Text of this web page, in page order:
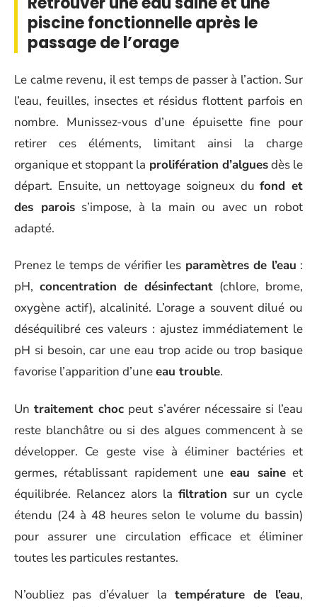
piscine fonctionnelle après le
passage de l’orage
Le calme revenu, il est temps de passer à l’action. Sur
l’eau, feuilles, insectes et résidus flottent parfois en
nombre. Munissez-vous d’une épuisette fine pour
retirer ces éléments, limitant ainsi la charge
organique et stoppant la prolifération d’alguesdès le
départ. Ensuite, un nettoyage soigneux dufond et
des paroiss’impose, à la main ou avec un robot
adapté.
Prenez le temps de vérifier les paramètres de l’eau :
pH, concentration de désinfectant (chlore, brome,
oxygène actif), alcalinité. L’orage a souvent dilué ou
déséquilibré ces valeurs : ajustez immédiatement le
pH si besoin, car une eau trop acide ou trop basique
favorise l’apparition d’uneeau trouble.
Untraitement choc peut s’avérer nécessaire si l’eau
reste blanchâtre ou si des algues commencent à se
développer. Ce geste vise à éliminer bactéries et
germes, rétablissant rapidement uneeau saineet
équilibrée. Relancez alors la filtration sur un cycle
étendu (24 à 48 heures selon le volume du bassin)
pour assurer une circulation efficace et éliminer
toutes les particules restantes.
N’oubliez pas d’évaluer la température de l’eau,